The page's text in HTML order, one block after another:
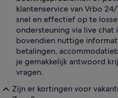
klantenservice van Vrbo
snel en effectief op te
ondersteuning via live chat
bovendien nuttige
betalingen,
je gemakkelijk antwoord
vragen.
Zijn er kortingen voor